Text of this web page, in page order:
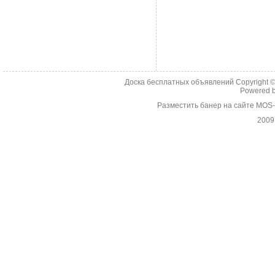
Доска бесплатных объявлений Copyright
Powered
Разместить банер на сайте